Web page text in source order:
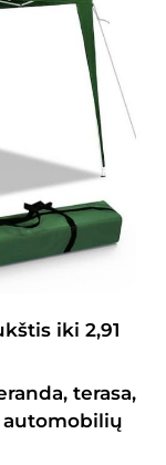
iki 2,91
terasa,
automobilių